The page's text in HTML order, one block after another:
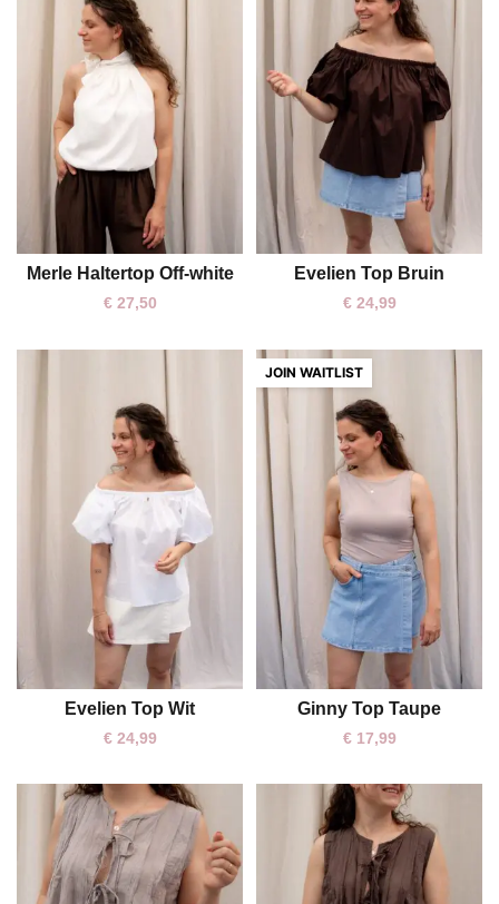
S M L
Merle Haltertop Off-white
€27,50
One size
Evelien Top Bruin
€24,99
One size
Evelien Top Wit
€24,99
Ginny Top Taupe
€17,99